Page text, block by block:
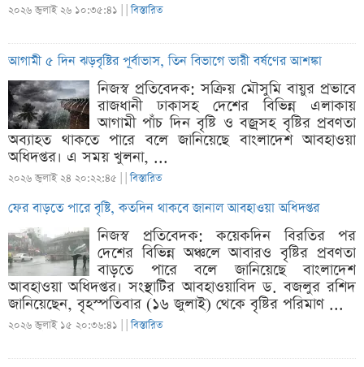
২০২৬ জুলাই ২৬ ১০:৩৫:৪১ | |বিস্তারিত
আগামী ৫ দিন ঝড়বৃষ্টির পূর্বাভাস, তিন বিভাগে ভারী বর্ষণের আশঙ্কা
নিজস্ব প্রতিবেদক: সক্রিয় মৌসুমি বায়ুর প্রভাবে
রাজধানী ঢাকাসহ দেশের বিভিন্ন এলাকায়
আগামী পাঁচ দিন বৃষ্টি ও বজ্রসহ বৃষ্টির প্রবণতা
অব্যাহত থাকতে পারে বলে জানিয়েছে বাংলাদেশ আবহাওয়া
অধিদপ্তর। এ সময় খুলনা, ...
২০২৬ জুলাই ২৪ ২০:২২:৪৫ | |বিস্তারিত
ফের বাড়তে পারে বৃষ্টি, কতদিন থাকবে জানাল আবহাওয়া অধিদপ্তর
নিজস্ব প্রতিবেদক: কয়েকদিন বিরতির পর
দেশের বিভিন্ন অঞ্চলে আবারও বৃষ্টির প্রবণতা
বাড়তে পারে বলে জানিয়েছে বাংলাদেশ
আবহাওয়া অধিদপ্তর। সংস্থাটির আবহাওয়াবিদ ড. বজলুর রশিদ
জানিয়েছেন, বৃহস্পতিবার (১৬ জুলাই) থেকে বৃষ্টির পরিমাণ ...
২০২৬ জুলাই ১৫ ২০:৩৬:৪১ | |বিস্তারিত